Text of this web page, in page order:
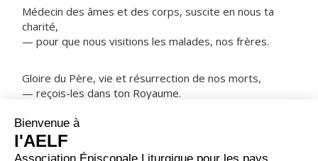
Médecin des âmes et des corps, suscite en nous ta
charité,
— pour que nous visitions les malades, nos frères.
Gloire du Père, vie et résurrection de nos morts,
— reçois-les dans ton Royaume.
NOTRE PÈRE